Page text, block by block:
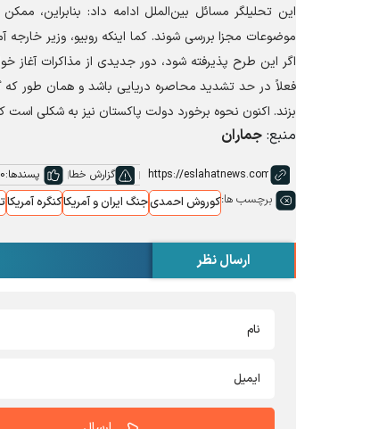
این تحلیلگر مسائل بین‌الملل ادامه داد: بنابراین،
موضوعات مجزا بررسی شوند. کما اینکه روبیو، وزیر
اگر این طرح پذیرفته شود، دور جدیدی از مذاکرات
فعلاً در حد تشدید محاصره دریایی باشد و همان طور که
بزند. اکنون نحوه برخورد دولت پاکستان نیز به شکلی است
منبع: جماران
گزارش خطا پسندها:0
برچسب ها:کوروش احمدیجنگ ایران و آمریکاکنگره آمریکا
ارسال نظر